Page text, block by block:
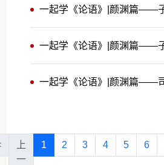
一起学《论语》|颜渊篇——
一起学《论语》|颜渊篇——
上
一
1 2 3 4 5 6